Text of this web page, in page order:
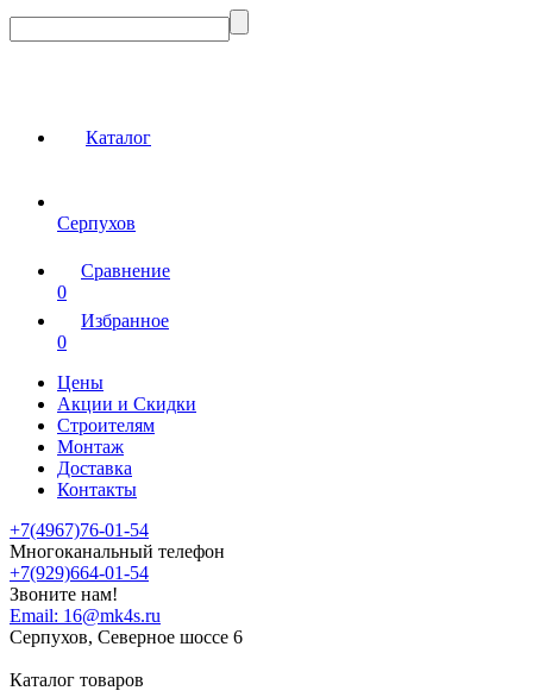
Каталог
Серпухов
Сравнение
0
Избранное
0
Цены
Акции и Скидки
Строителям
Монтаж
Доставка
Контакты
+7(4967)76-01-54
Многоканальный телефон
+7(929)664-01-54
Звоните нам!
Email: 16@mk4s.ru
Серпухов, Северное шоссе 6
Каталог товаров